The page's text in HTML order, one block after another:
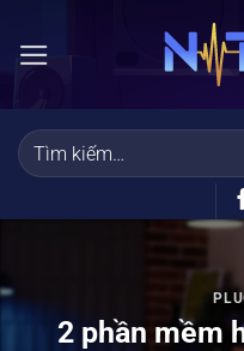
qua
dung
2 phần mềm